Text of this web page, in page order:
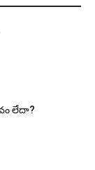
లేదా?